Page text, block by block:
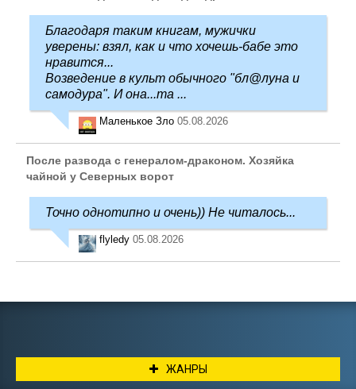
Благодаря таким книгам, мужички
уверены: взял, как и что хочешь-бабе это
нравится...
Возведение в культ обычного "бл@луна и
самодура". И она...та ...
Маленькое Зло 05.08.2026
После развода с генералом-драконом. Хозяйка
чайной у Северных ворот
Точно однотипно и очень)) Не читалось...
flyledy 05.08.2026
ЖАНРЫ